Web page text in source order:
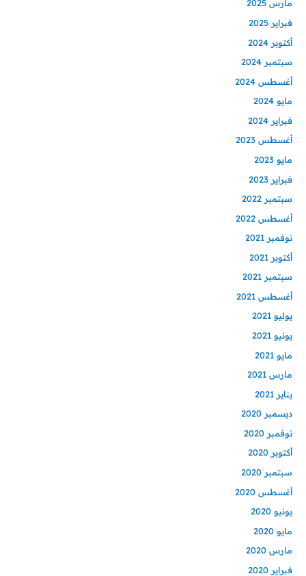
مارس 2025
فبراير 2025
أكتوبر 2024
سبتمبر 2024
أغسطس 2024
مايو 2024
فبراير 2024
أغسطس 2023
مايو 2023
فبراير 2023
سبتمبر 2022
أغسطس 2022
نوفمبر 2021
أكتوبر 2021
سبتمبر 2021
أغسطس 2021
يوليو 2021
يونيو 2021
مايو 2021
مارس 2021
يناير 2021
ديسمبر 2020
نوفمبر 2020
أكتوبر 2020
سبتمبر 2020
أغسطس 2020
يونيو 2020
مايو 2020
مارس 2020
فبراير 2020